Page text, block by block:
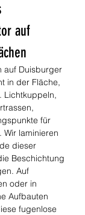
auf
auf Duisburger
in der Fläche,
Lichtkuppeln,
für
laminieren
dieser
Beschichtung
Auf
oder in
Aufbauten
fugenlose